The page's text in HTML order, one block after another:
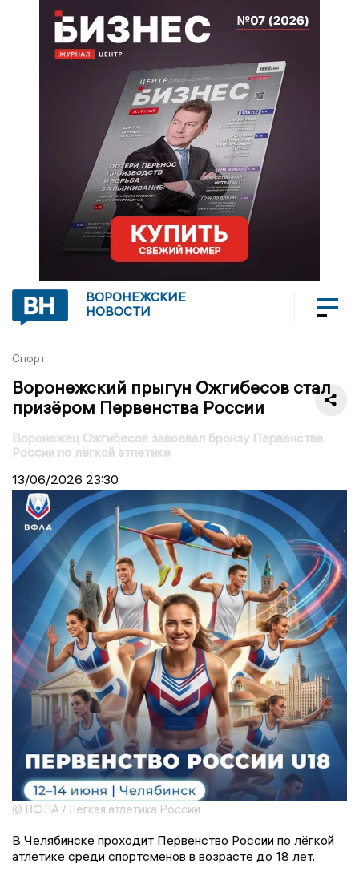
ВОРОНЕЖСКИЕ
НОВОСТИ
Спорт
Воронежский прыгун Ожгибесов стал
призёром Первенства России
Воронежец Ожгибесов завоевал бронзу Первенства
России по лёгкой атлетике
13/06/2026 23:30
© ВФЛА / Легкая атлетика России
В Челябинске проходит Первенство России по лёгкой
атлетике среди спортсменов в возрасте до 18 лет.